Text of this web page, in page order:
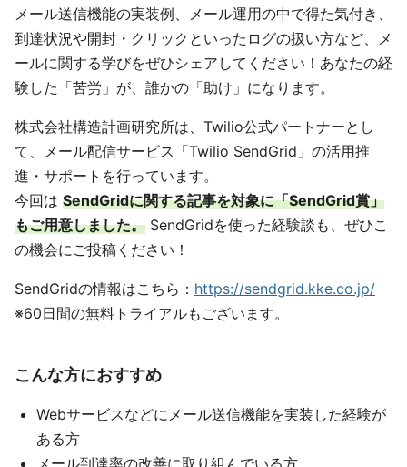
メール送信機能の実装例、メール運用の中で得た気付き、
到達状況や開封・クリックといったログの扱い方など、メ
ールに関する学びをぜひシェアしてください！あなたの経
験した「苦労」が、誰かの「助け」になります。
株式会社構造計画研究所は、Twilio公式パートナーとし
て、メール配信サービス「Twilio SendGrid」の活用推
進・サポートを行っています。
今回は SendGridに関する記事を対象に「SendGrid賞」
もご用意しました。 SendGridを使った経験談も、ぜひこ
の機会にご投稿ください！
SendGridの情報はこちら： https://sendgrid.kke.co.jp/
※60日間の無料トライアルもございます。
こんな方におすすめ
Webサービスなどにメール送信機能を実装した経験が
ある方